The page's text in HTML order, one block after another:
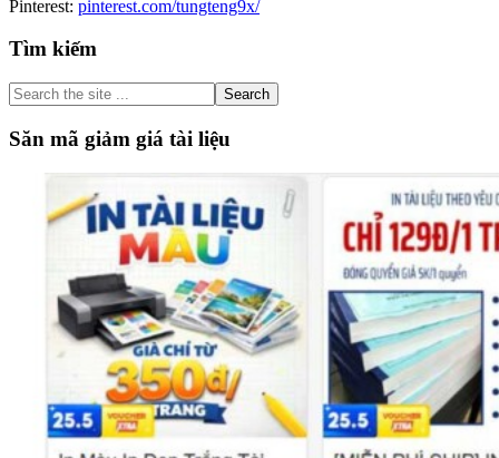
Pinterest: pinterest.com/tungteng9x/
Primary
Sidebar
Tìm kiếm
Search
the
site
...
Săn mã giảm giá tài liệu